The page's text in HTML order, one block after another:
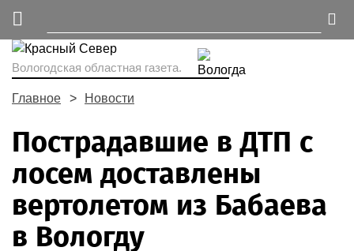
Вологодская областная газета.
Главное Новости
Пострадавшие в ДТП с
лосем доставлены
вертолетом из Бабаева
в Вологду